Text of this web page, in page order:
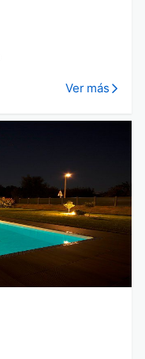
Ver más